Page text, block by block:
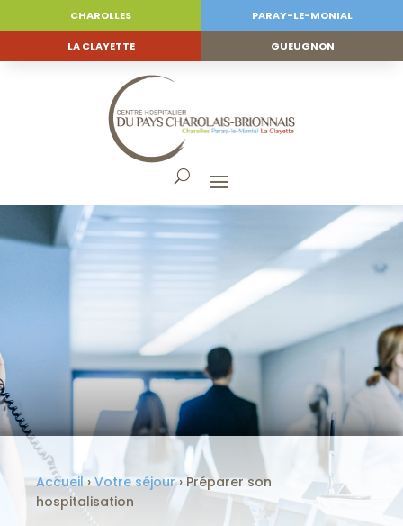
CHAROLLES PARAY-LE-MONIAL
LA CLAYETTE GUEUGNON
Accueil›Votre séjour›Préparer son
hospitalisation